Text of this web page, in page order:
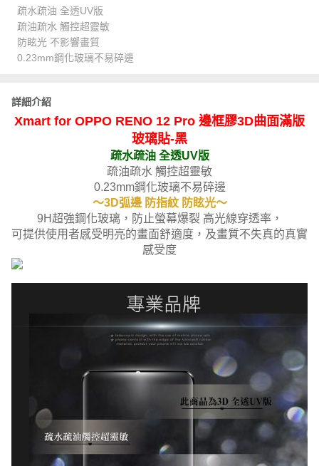
疏水疏油 全透UV版
疏油疏水 觸控超靈敏
防眩光 不影響畫質
0.23mm鋼化玻璃不易碎邊
詳細介紹
Xmart for OPPO RENO 12 Pro 邊框膠3D曲面滿版
玻璃貼-黑
疏水疏油 全透UV版
疏油疏水 觸控超靈敏
0.23mm鋼化玻璃不易碎邊
～3D弧邊 防指紋 防眩光～
9H超強鋼化玻璃，防止螢幕爆裂 高光線穿透率，
可提供使用者感受明亮的畫面舒適度，及畫質不失真的真實
感受度